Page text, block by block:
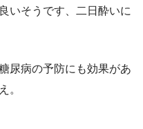
いそうです、二日酔いに
尿病の予防にも効果があ
。